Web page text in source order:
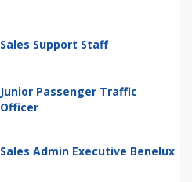
Sales Support Staff
Junior Passenger Traffic
Officer
Sales Admin Executive Benelux